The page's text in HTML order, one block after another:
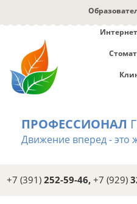
содержанию
ПРОФЕССИОНАЛ
Движение вперед - это
+7 (391) 252-59-46, +7 (929)